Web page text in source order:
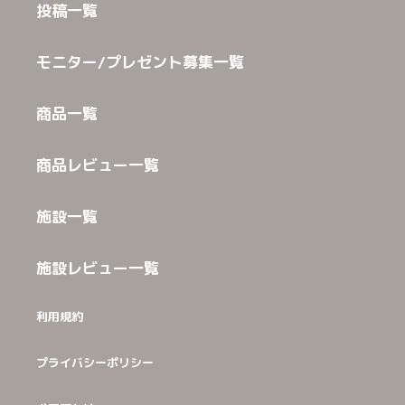
投稿一覧
モニター/プレゼント募集一覧
商品一覧
商品レビュー一覧
施設一覧
施設レビュー一覧
利用規約
プライバシーポリシー